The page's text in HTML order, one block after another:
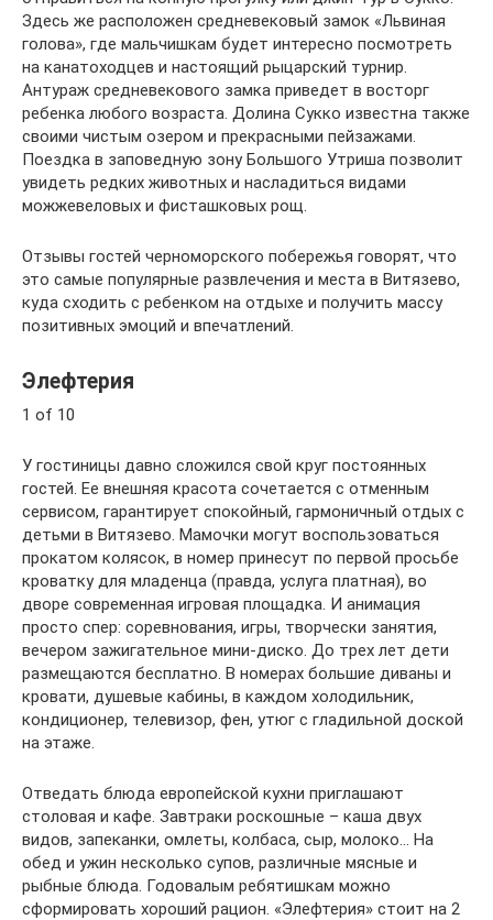
Здесь же расположен средневековый замок «Львиная
голова», где мальчишкам будет интересно посмотреть
на канатоходцев и настоящий рыцарский турнир.
Антураж средневекового замка приведет в восторг
ребенка любого возраста. Долина Сукко известна также
своими чистым озером и прекрасными пейзажами.
Поездка в заповедную зону Большого Утриша позволит
увидеть редких животных и насладиться видами
можжевеловых и фисташковых рощ.
Отзывы гостей черноморского побережья говорят, что
это самые популярные развлечения и места в Витязево,
куда сходить с ребенком на отдыхе и получить массу
позитивных эмоций и впечатлений.
Элефтерия
1 of 10
У гостиницы давно сложился свой круг постоянных
гостей. Ее внешняя красота сочетается с отменным
сервисом, гарантирует спокойный, гармоничный отдых с
детьми в Витязево. Мамочки могут воспользоваться
прокатом колясок, в номер принесут по первой просьбе
кроватку для младенца (правда, услуга платная), во
дворе современная игровая площадка. И анимация
просто спер: соревнования, игры, творчески занятия,
вечером зажигательное мини-диско. До трех лет дети
размещаются бесплатно. В номерах большие диваны и
кровати, душевые кабины, в каждом холодильник,
кондиционер, телевизор, фен, утюг с гладильной доской
на этаже.
Отведать блюда европейской кухни приглашают
столовая и кафе. Завтраки роскошные – каша двух
видов, запеканки, омлеты, колбаса, сыр, молоко… На
обед и ужин несколько супов, различные мясные и
рыбные блюда. Годовалым ребятишкам можно
сформировать хороший рацион. «Элефтерия» стоит на 2